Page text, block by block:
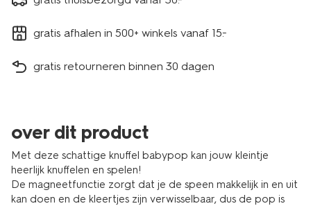
gratis afhalen in 500+ winkels vanaf 15.-
gratis retourneren binnen 30 dagen
over dit product
Met deze schattige knuffel babypop kan jouw kleintje
heerlijk knuffelen en spelen!
De magneetfunctie zorgt dat je de speen makkelijk in en uit
kan doen en de kleertjes zijn verwisselbaar, dus de pop is